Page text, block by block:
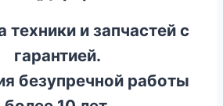
и запчастей с
гарантией.
безупречной работы